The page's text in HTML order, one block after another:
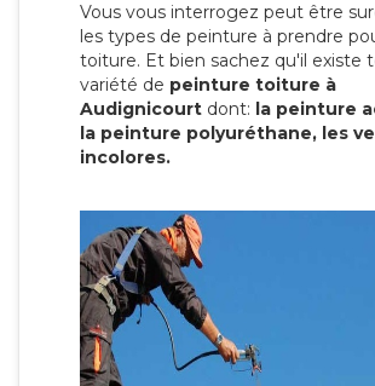
Vous vous interrogez peut être
les types de peinture à prendre
toiture. Et bien sachez qu'il existe
variété de peinture toiture à
Audignicourt dont: la peinture
la peinture polyuréthane, les
incolores.